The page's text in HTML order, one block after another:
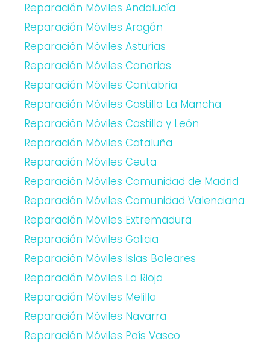
Reparación Móviles Andalucía
Reparación Móviles Aragón
Reparación Móviles Asturias
Reparación Móviles Canarias
Reparación Móviles Cantabria
Reparación Móviles Castilla La Mancha
Reparación Móviles Castilla y León
Reparación Móviles Cataluña
Reparación Móviles Ceuta
Reparación Móviles Comunidad de Madrid
Reparación Móviles Comunidad Valenciana
Reparación Móviles Extremadura
Reparación Móviles Galicia
Reparación Móviles Islas Baleares
Reparación Móviles La Rioja
Reparación Móviles Melilla
Reparación Móviles Navarra
Reparación Móviles País Vasco